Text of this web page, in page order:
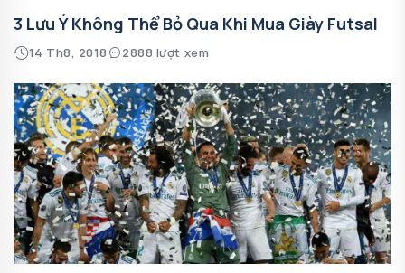
3 Lưu Ý Không Thể Bỏ Qua Khi Mua Giày Futsal
14 Th8, 2018 2888 lượt xem